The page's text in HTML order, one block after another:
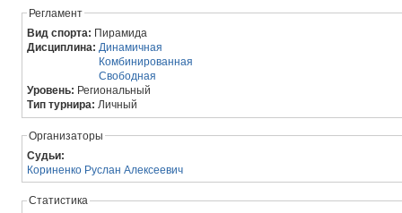
Регламент
Вид спорта: Пирамида
Дисциплина: Динамичная
Комбинированная
Свободная
Уровень: Региональный
Тип турнира: Личный
Организаторы
Судьи:
Кориненко Руслан Алексеевич
Статистика